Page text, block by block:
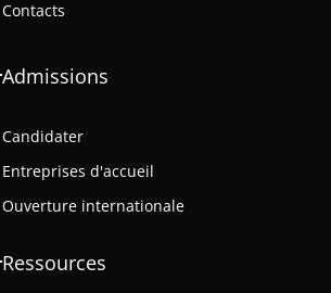
Contacts
Admissions
Candidater
Entreprises d'accueil
Ouverture internationale
Ressources